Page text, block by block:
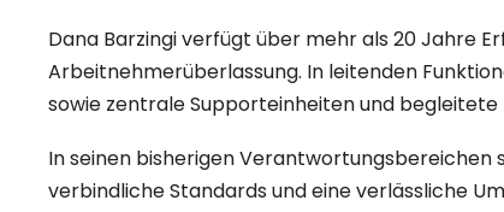
Dana Barzingi verfügt über mehr als 20 Jahre
Arbeitnehmerüberlassung. In leitenden
sowie zentrale Supporteinheiten und
In seinen bisherigen
verbindliche Standards und eine verlässliche